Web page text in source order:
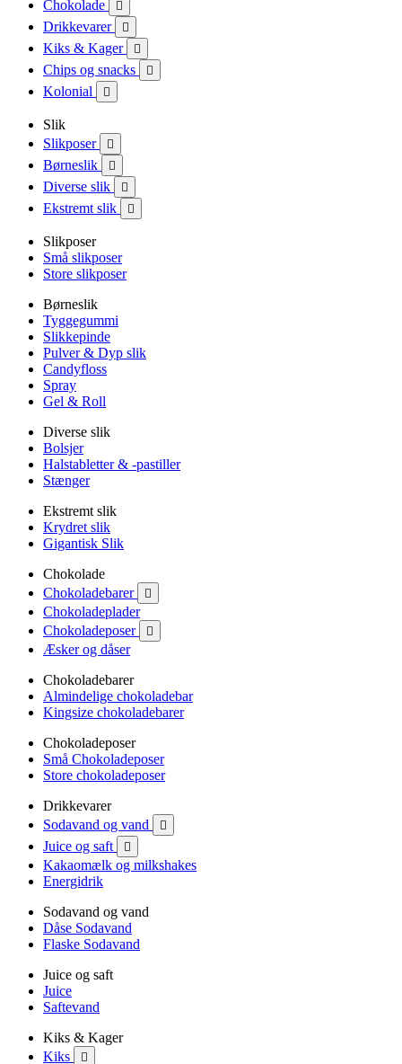
Chokolade 
Drikkevarer 
Kiks & Kager 
Chips og snacks 
Kolonial 
Slik
Slikposer

Børneslik 
Diverse slik 
Ekstremt slik 
Slikposer
Små slikposer
Store slikposer
Børneslik
Tyggegummi
Slikkepinde
Pulver & Dyp slik
Candyfloss
Spray
Gel & Roll
Diverse slik
Bolsjer
Halstabletter & -pastiller
Stænger
Ekstremt slik
Krydret slik
Gigantisk Slik
Chokolade
Chokoladebarer

Chokoladeplader
Chokoladeposer

Æsker og dåser
Chokoladebarer
Almindelige chokoladebar
Kingsize chokoladebarer
Chokoladeposer
Små Chokoladeposer
Store chokoladeposer
Drikkevarer
Sodavand og vand

Juice og saft 
Kakaomælk og milkshakes
Energidrik
Sodavand og vand
Dåse Sodavand
Flaske Sodavand
Juice og saft
Juice
Saftevand
Kiks & Kager
Kiks
